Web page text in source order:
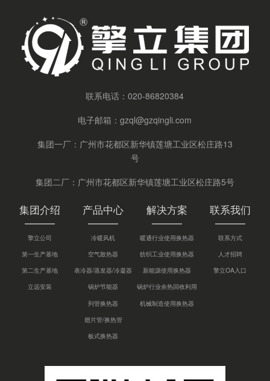
联系电话：020-86820384
电子邮箱：gzql@gzqingli.com
集团一厂：广州市花都区新华镇莲塘工业区松庄路13
号
集团二厂：广州市花都区新华镇莲塘工业区松庄路5号
集团介绍
擎立公司
第一生产基地
第二生产基地
立远安装
产品中心
冷暖风机
空气散热器
表冷器/蒸发器/冷凝器
锅炉节能器
列管换热器
翅片管/换热管
板式换热器
解决方案
暖通行业使用换热器
纺织工业使用换热器
新能源使用换热器
锅炉行业余热回收利用
机械制造使用换热器
联系我们
联系方式
人才招聘
擎立OA入口